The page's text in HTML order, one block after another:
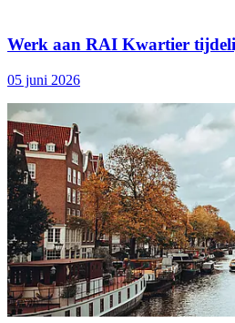
Werk aan RAI Kwartier
05 juni 2026